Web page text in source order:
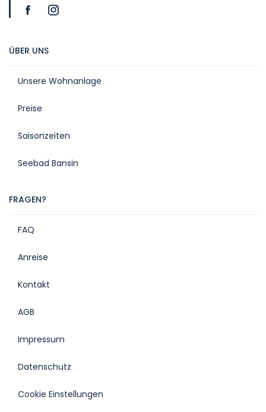
ÜBER UNS
Unsere Wohnanlage
Preise
Saisonzeiten
Seebad Bansin
FRAGEN?
FAQ
Anreise
Kontakt
AGB
Impressum
Datenschutz
Cookie Einstellungen